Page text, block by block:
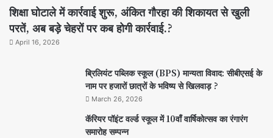
शिक्षा घोटाले में कार्रवाई शुरू, अंकित गौरहा की शिकायत से खुली
परतें, अब बड़े चेहरों पर कब होगी कार्रवाई.?
April 16, 2026
ब्रिलियंट पब्लिक स्कूल (BPS) मान्यता विवाद: सीबीएसई के
नाम पर हजारों छात्रों के भविष्य से खिलवाड़ ?
March 26, 2026
कॅरियर पॉइंट वर्ल्ड स्कूल में 10वाँ वार्षिकोत्सव का रंगारंग
समारोह सम्पन्न